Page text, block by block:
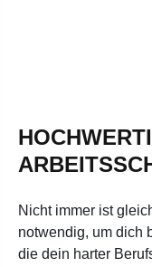
Nicht immer ist
notwendig, um dich
die dein harter